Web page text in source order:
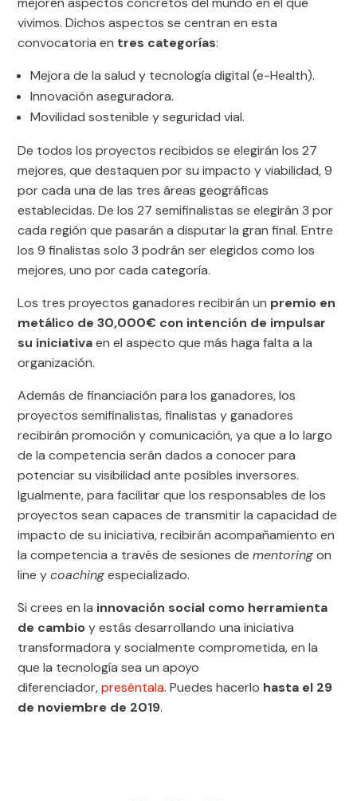
vivimos. Dichos aspectos se centran en esta
convocatoria en tres categorías:
Mejora de la salud y tecnología digital (e-Health).
Innovación aseguradora.
Movilidad sostenible y seguridad vial.
De todos los proyectos recibidos se elegirán los 27
mejores, que destaquen por su impacto y viabilidad, 9
por cada una de las tres áreas geográficas
establecidas. De los 27 semifinalistas se elegirán 3 por
cada región que pasarán a disputar la gran final. Entre
los 9 finalistas solo 3 podrán ser elegidos como los
mejores, uno por cada categoría.
Los tres proyectos ganadores recibirán un premio en
metálico de 30,000€ con intención de impulsar
su iniciativaen el aspecto que más haga falta a la
organización.
Además de financiación para los ganadores, los
proyectos semifinalistas, finalistas y ganadores
recibirán promoción y comunicación, ya que a lo largo
de la competencia serán dados a conocer para
potenciar su visibilidad ante posibles inversores.
Igualmente, para facilitar que los responsables de los
proyectos sean capaces de transmitir la capacidad de
impacto de su iniciativa, recibirán acompañamiento en
la competencia a través de sesiones dementoringon
line ycoachingespecializado.
Si crees en la innovación social como herramienta
de cambioy estás desarrollando una iniciativa
transformadora y socialmente comprometida, en la
que la tecnología sea un apoyo
diferenciador,preséntala. Puedes hacerlo hasta el 29
de noviembre de 2019.